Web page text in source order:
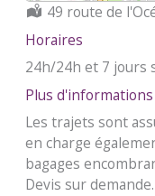
Localisation :
49 route de
Horaires
24h/24h et 7 jours
Plus d'informations
Les trajets sont
en charge
bagages
Devis sur demande.